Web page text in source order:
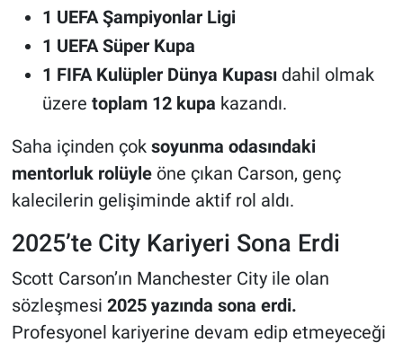
1 UEFA Şampiyonlar Ligi
1 UEFA Süper Kupa
1 FIFA Kulüpler Dünya Kupasıdahil olmak
üzere toplam 12 kupa kazandı.
Saha içinden çok soyunma odasındaki
mentorluk rolüyleöne çıkan Carson, genç
kalecilerin gelişiminde aktif rol aldı.
2025’te City Kariyeri Sona Erdi
Scott Carson’ın Manchester City ile olan
sözleşmesi 2025 yazında sona erdi.
Profesyonel kariyerine devam edip etmeyeceği